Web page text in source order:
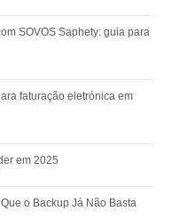
SOVOS Saphety: guia para
faturação eletrónica em
em 2025
o Backup Já Não Basta